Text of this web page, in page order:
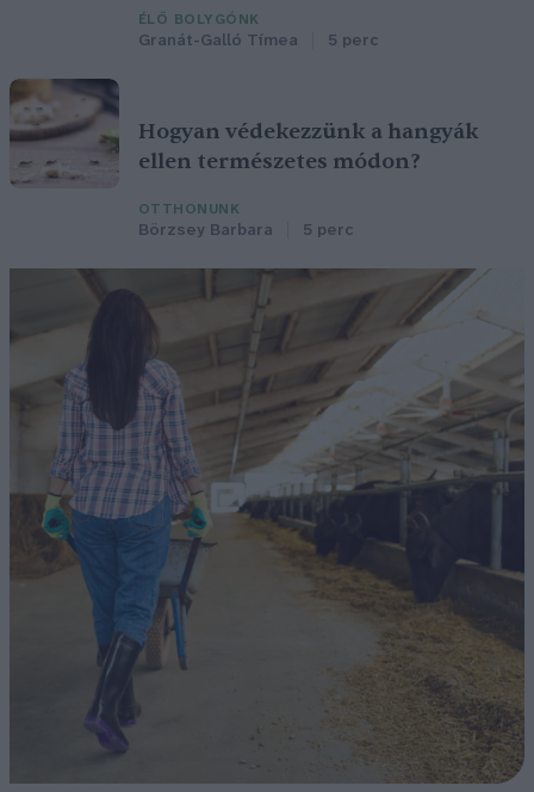
ÉLŐ BOLYGÓNK
Granát-Galló Tímea 5 perc
Hogyan védekezzünk a hangyák
ellen természetes módon?
OTTHONUNK
Börzsey Barbara 5 perc